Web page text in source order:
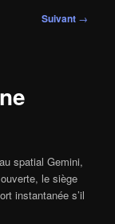
Suivant →
spatial Gemini,
le siège
instantanée s’il